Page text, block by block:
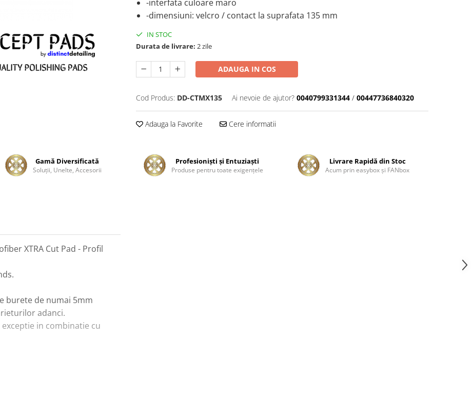
-interfata culoare maro
-dimensiuni: velcro / contact la suprafata 135 mm
IN STOC
Durata de livrare: 2 zile
ADAUGA IN COS
Cod Produs: DD-CTMX135 Ai nevoie de ajutor? 0040799331344 / 00447736840320
Adauga la Favorite Cere informatii
Gamă Diversificată
Soluţii, Unelte, Accesorii
Profesionişti şi Entuziaşti
Produse pentru toate exigenţele
Livrare Rapidă din Stoc
Acum prin easybox şi FANbox
XTRA Cut Pad - Profil
burete de numai 5mm
adanci.
in combinatie cu